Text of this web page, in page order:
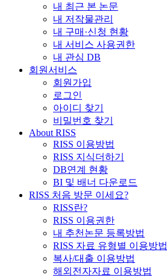
내 최근 본 논문
내 저작물관리
내 구매·신청 현황
내 서비스 사용권한
내 관심 DB
회원서비스
회원가입
로그인
아이디 찾기
비밀번호 찾기
About RISS
RISS 이용방법
RISS 지식더하기
DB연계 현황
BI 및 배너 다운로드
RISS 처음 방문 이세요?
RISS란?
RISS 이용권한
내 추천논문 등록방법
RISS 자료 유형별 이용방법
복사/대출 이용방법
해외전자자료 이용방법